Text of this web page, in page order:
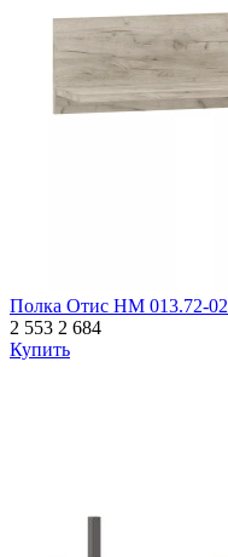
Полка Отис НМ 013.72-02
2 553 2 684
Купить